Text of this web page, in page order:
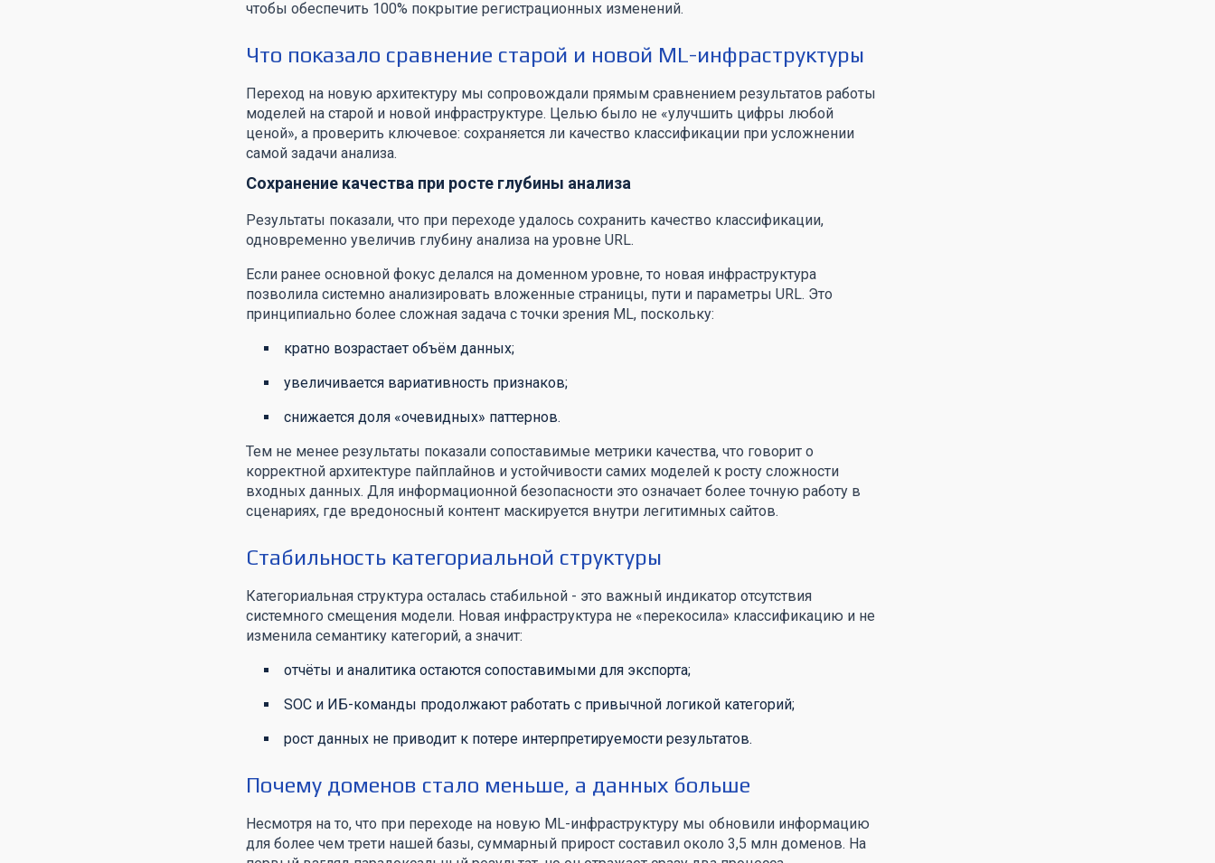
чтобы обеспечить 100% покрытие регистрационных изменений.
Что показало сравнение старой и новой ML-инфраструктуры
Переход на новую архитектуру мы сопровождали прямым сравнением результатов работы
моделей на старой и новой инфраструктуре. Целью было не «улучшить цифры любой
ценой», а проверить ключевое: сохраняется ли качество классификации при усложнении
самой задачи анализа.
Сохранение качества при росте глубины анализа
Результаты показали, что при переходе удалось сохранить качество классификации,
одновременно увеличив глубину анализа на уровне URL.
Если ранее основной фокус делался на доменном уровне, то новая инфраструктура
позволила системно анализировать вложенные страницы, пути и параметры URL. Это
принципиально более сложная задача с точки зрения ML, поскольку:
кратно возрастает объём данных;
увеличивается вариативность признаков;
снижается доля «очевидных» паттернов.
Тем не менее результаты показали сопоставимые метрики качества, что говорит о
корректной архитектуре пайплайнов и устойчивости самих моделей к росту сложности
входных данных. Для информационной безопасности это означает более точную работу в
сценариях, где вредоносный контент маскируется внутри легитимных сайтов.
Стабильность категориальной структуры
Категориальная структура осталась стабильной - это важный индикатор отсутствия
системного смещения модели. Новая инфраструктура не «перекосила» классификацию и не
изменила семантику категорий, а значит:
отчёты и аналитика остаются сопоставимыми для экспорта;
SOC и ИБ-команды продолжают работать с привычной логикой категорий;
рост данных не приводит к потере интерпретируемости результатов.
Почему доменов стало меньше, а данных больше
Несмотря на то, что при переходе на новую ML-инфраструктуру мы обновили информацию
для более чем трети нашей базы, суммарный прирост составил около 3,5 млн доменов. На